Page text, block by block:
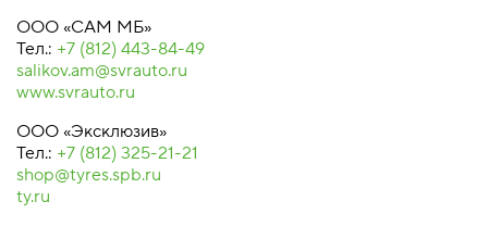
ООО «САМ МБ»
Тел.: +7 (812) 443-84-49
salikov.am@svrauto.ru
www.svrauto.ru
ООО «Эксклюзив»
Тел.: +7 (812) 325-21-21
shop@tyres.spb.ru
ty.ru